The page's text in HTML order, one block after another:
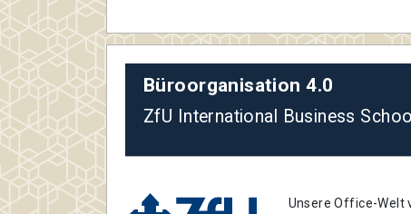
Büroorganisation 4.0
ZfU International Business School
Unsere Office-Welt